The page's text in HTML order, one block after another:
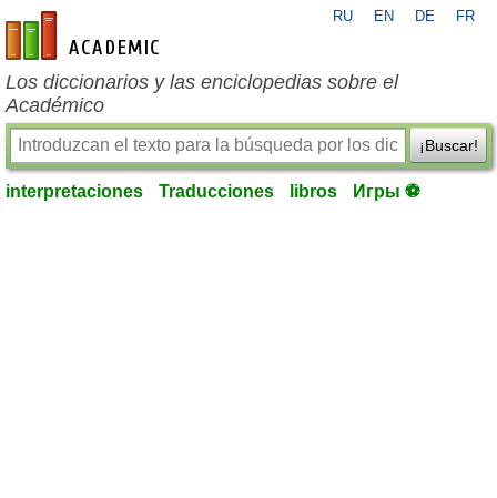
es-academic.com
RU EN DE FR
Los diccionarios y las enciclopedias sobre el
Académico
¡Buscar!
interpretaciones Traducciones libros Игры ⚽